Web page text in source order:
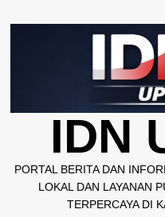
to
IDN
PORTAL BERITA DAN
LOKAL DAN LAYANAN
TERPERCAYA DI